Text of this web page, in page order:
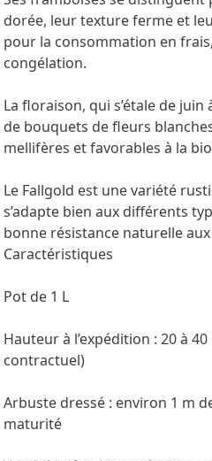
dorée, leur texture ferme et
pour la consommation en
congélation.
La floraison, qui s’étale de
de bouquets de fleurs
mellifères et favorables à la
Le Fallgold est une variété
s’adapte bien aux différents
bonne résistance naturelle
Caractéristiques
Pot de 1 L
Hauteur à l’expédition : 20 à
contractuel)
Arbuste dressé : environ 1 m
maturité